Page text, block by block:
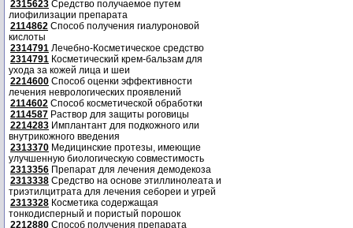
2315623 Средство получаемое путем
лиофилизации препарата
2114862 Способ получения гиалуроновой
кислоты
2314791 Лечебно-Косметическое средство
2314791 Косметический крем-бальзам для
ухода за кожей лица и шеи
2214600 Способ оценки эффективности
лечения неврологических проявлений
2114602 Способ косметической обработки
2114587 Раствор для защиты роговицы
2214283 Имплантант для подкожного или
внутрикожного введения
2313370 Медицинские протезы, имеющие
улучшенную биологическую совместимость
2313356 Препарат для лечения демодекоза
2313338 Средство на основе этиллинолеата и
триэтилцитрата для лечения себореи и угрей
2313328 Косметика содержащая
тонкодисперный и пористый порошок
2212880 Способ получения препарата